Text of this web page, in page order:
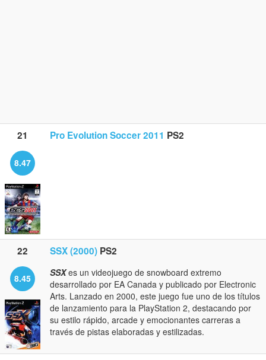
21 Pro Evolution Soccer 2011 PS2
8.47
22 SSX (2000) PS2
8.45 SSXes un videojuego de snowboard extremo
desarrollado por EA Canada y publicado por Electronic
Arts. Lanzado en 2000, este juego fue uno de los títulos
de lanzamiento para la PlayStation 2, destacando por
su estilo rápido, arcade y emocionantes carreras a
través de pistas elaboradas y estilizadas.